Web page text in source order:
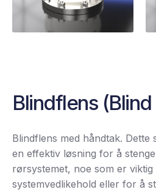
Blindflens
Blindflens med håndtak. Dette
en effektiv løsning for å
rørsystemet, noe som er viktig
systemvedlikehold eller for å